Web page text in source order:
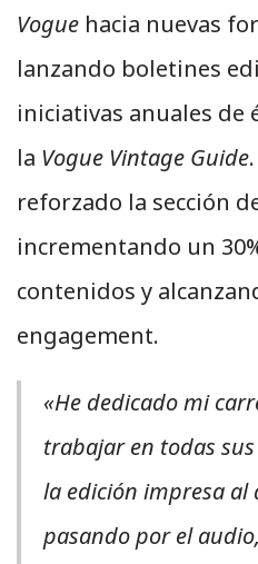
Vogue hacia nuevas
lanzando boletines
iniciativas anuales de
la Vogue Vintage Guide
reforzado la sección
incrementando un
contenidos y
engagement.
«He dedicado mi
trabajar en todas
la edición impresa
pasando por el